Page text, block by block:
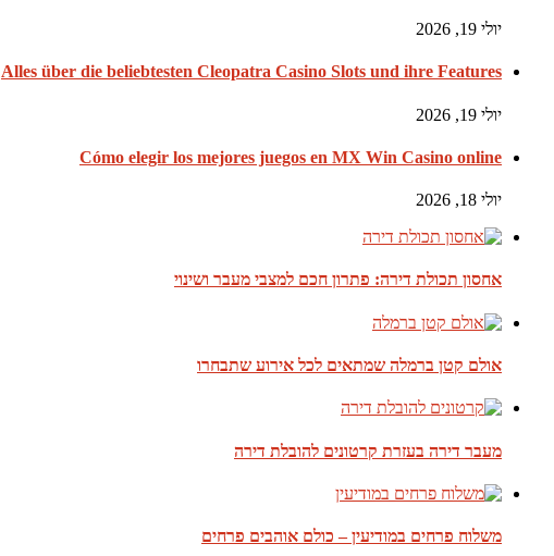
יולי 19, 2026
Alles über die beliebtesten Cleopatra Casino Slots und ihre Features
יולי 19, 2026
Cómo elegir los mejores juegos en MX Win Casino online
יולי 18, 2026
אחסון תכולת דירה: פתרון חכם למצבי מעבר ושינוי
אולם קטן ברמלה שמתאים לכל אירוע שתבחרו
מעבר דירה בעזרת קרטונים להובלת דירה
משלוח פרחים במודיעין – כולם אוהבים פרחים